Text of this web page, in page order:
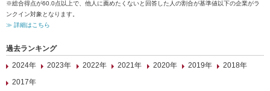
※総合得点が60.0点以上で、他人に薦めたくないと回答した人の割合が基準値以下の企業がラ
ンクイン対象となります。
≫ 詳細はこちら
過去ランキング
2024年
2023年 2022年 2021年 2020年 2019年
2018年
2017年